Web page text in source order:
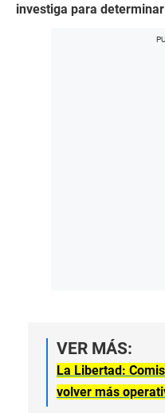
investiga para
VER MÁS:
La Libertad:
volver más